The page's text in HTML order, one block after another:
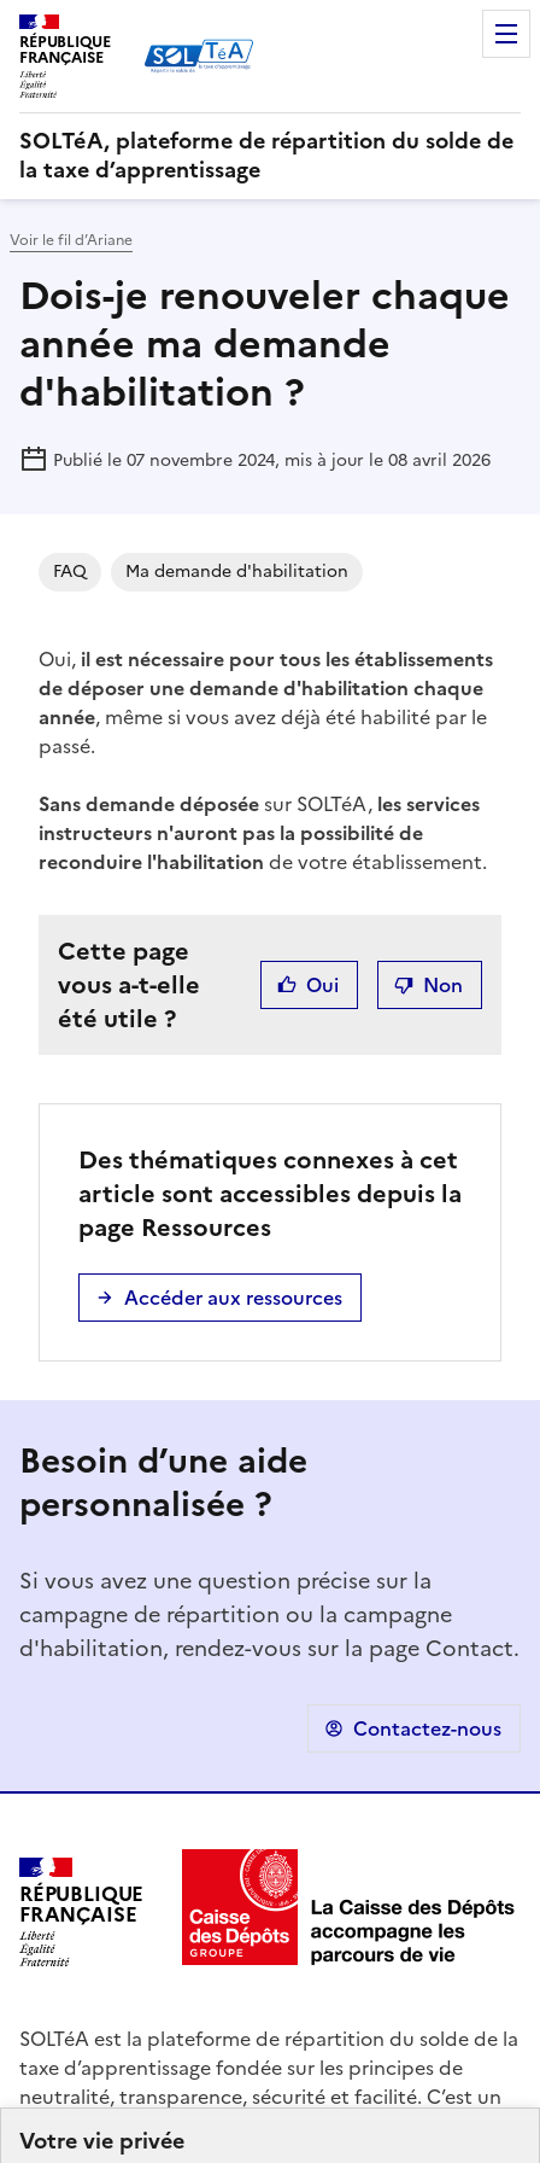
Votre vie privée
RÉPUBLIQUE
FRANÇAISE
SOLTéA, plateforme de répartition du solde de
la taxe d’apprentissage
Voir le fil d’Ariane
Dois-je renouveler chaque
année ma demande
d'habilitation ?
Publié le 07 novembre 2024, mis à jour le 08 avril 2026
FAQ Ma demande d'habilitation
Oui, il est nécessaire pour tous les établissements
de déposer une demande d'habilitation chaque
année, même si vous avez déjà été habilité par le
passé.
Sans demande déposéesur SOLTéA, les services
instructeurs n'auront pas la possibilité de
reconduire l'habilitation de votre établissement.
Cette page
vous a-t-elle
été utile ?
Oui Non
Des thématiques connexes à cet
article sont accessibles depuis la
page Ressources
Accéder aux ressources
Besoin d’une aide
personnalisée ?
Si vous avez une question précise sur la
campagne de répartition ou la campagne
d'habilitation, rendez-vous sur la page Contact.
Contactez-nous
RÉPUBLIQUE
FRANÇAISE
SOLTéA est la plateforme de répartition du solde de la
taxe d’apprentissage fondée sur les principes de
neutralité, transparence, sécurité et facilité. C’est un
service mandaté par les ministères chargés de
l’éducation et de l’enseignement supérieur. La Caisse